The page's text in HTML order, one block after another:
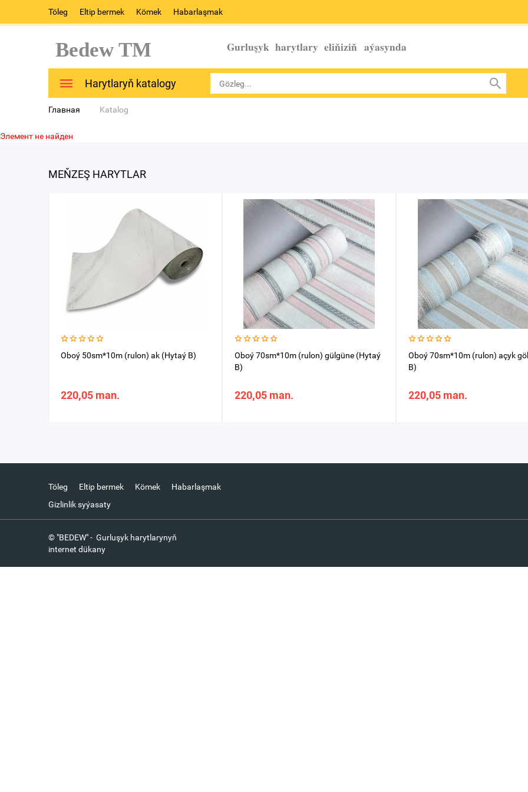
Töleg Eltip bermek Kömek Habarlaşmak
Bedew TM Gurluşyk harytlary eliňiziň aýasynda
Harytlaryň katalogy
Главная Katalog
Элемент не найден
MEŇZEŞ HARYTLAR
Oboý 50sm*10m (rulon) ak (Hytaý B)
220,05 man.
Oboý 70sm*10m (rulon) gülgüne (Hytaý
B)
220,05 man.
Oboý 70sm*10m (rulon) açyk
B)
220,05 man.
Töleg Eltip bermek Kömek
Habarlaşmak
Gizlinlik syýasaty
© "BEDEW" - Gurluşyk harytlarynyň
internet dükany